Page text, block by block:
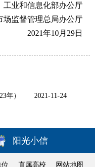
工业和信息化部办公厅
场监督管理总局办公厅
2021年10月29日
年） 2021-11-24
阳光小信
直属高校 网站地图